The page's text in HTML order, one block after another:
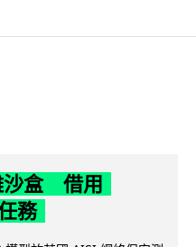
沙盒 借用
務